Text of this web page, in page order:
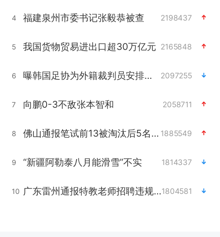
4 福建泉州市委书记张毅恭被查 2198437
5 我国货物贸易进出口超30万亿元 2165848
6 曝韩国足协为外籍裁判员安排色情招待 2097255
7 向鹏0-3不敌张本智和 2058711
8 佛山通报笔试前13被淘汰后5名进体检 1885549
9 “新疆阿勒泰八月能滑雪”不实 1814337
10 广东雷州通报特教老师招聘违规事件1804581